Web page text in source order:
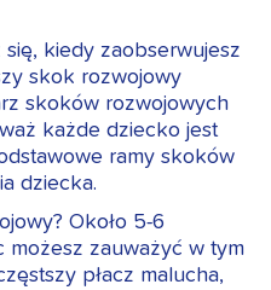
kiedy zaobserwujesz
skok rozwojowy
skoków rozwojowych
każde dziecko jest
ramy skoków
dziecka.
Około 5-6
możesz zauważyć w tym
płacz malucha,